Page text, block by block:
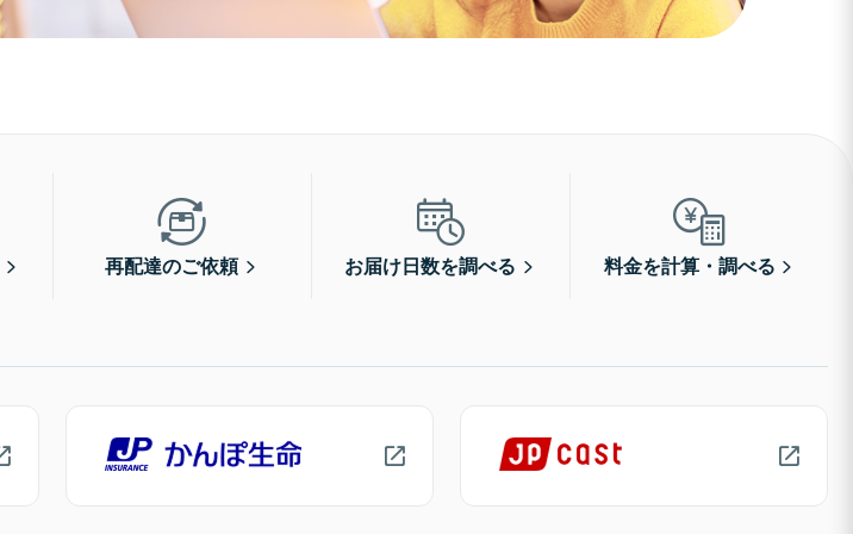
再配達のご依頼 お届け日数を調べる 料金を計算・調べる